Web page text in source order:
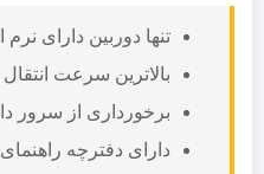
تنها دوربین دارای
بالاترین سرعت
برخورداری از سرور
دارای دفترچه